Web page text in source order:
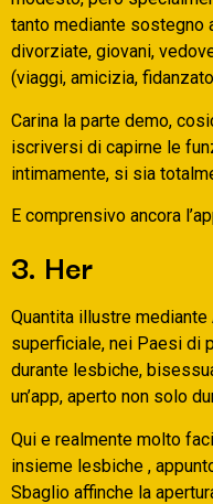
tanto mediante sostegno
divorziate, giovani,
(viaggi, amicizia,
Carina la parte demo,
iscriversi di capirne le
intimamente, si sia
E comprensivo ancora
3. Her
Quantita illustre mediante
superficiale, nei Paesi di
durante lesbiche,
un’app, aperto non solo
Qui e realmente molto
insieme lesbiche ,
Sbaglio affinche la